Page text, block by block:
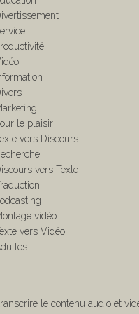
le plaisir
vers Discours
vers Texte
vidéo
vers Vidéo
le contenu audio et